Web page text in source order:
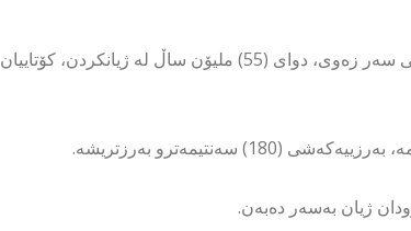
كەركەدەنی سپی، یان خاوەنی یەك شاخی سپی، یەكێك لە ئاژەڵە زەبەلاحەكانی سەر زەوی، دوای (55) ملیۆن ساڵ لە ژیانكردن، كۆتاییان
ژیان بەسەر دەبەن.